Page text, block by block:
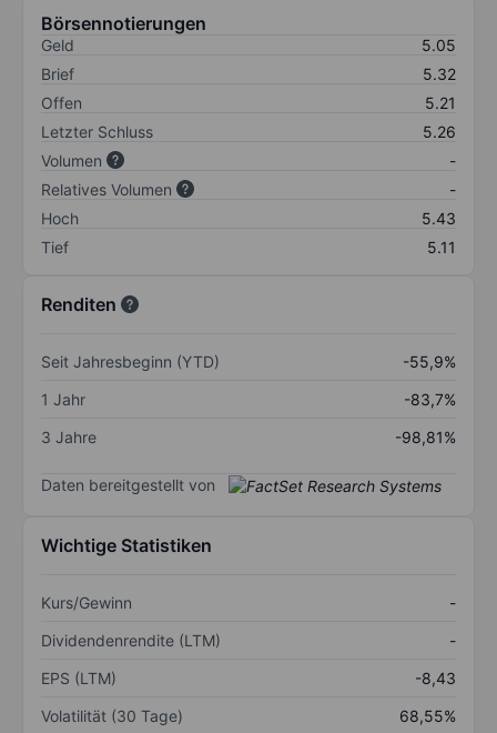
Börsennotierungen
Geld
5.05
Brief
5.32
Offen
5.21
Letzter Schluss
5.26
Volumen
-
Relatives Volumen
-
Hoch
5.43
Tief
5.11
Renditen
Seit Jahresbeginn (YTD)
-55,9%
1 Jahr
-83,7%
3 Jahre
-98,81%
Daten bereitgestellt von
Wichtige Statistiken
Kurs/Gewinn
-
Dividendenrendite (LTM)
-
EPS (LTM)
-8,43
Volatilität (30 Tage)
68,55%